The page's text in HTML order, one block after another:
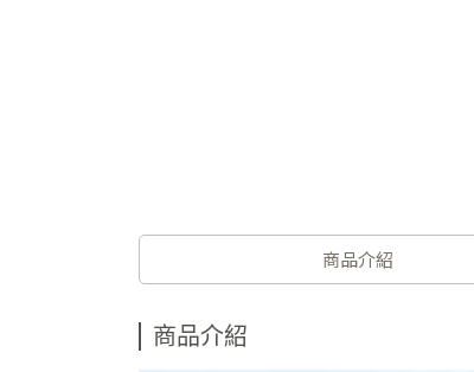
商品介紹
商品介紹